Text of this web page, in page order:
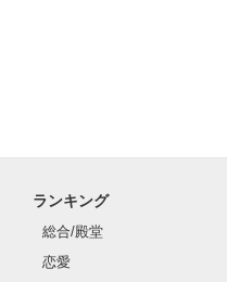
ランキング
総合/殿堂
恋愛